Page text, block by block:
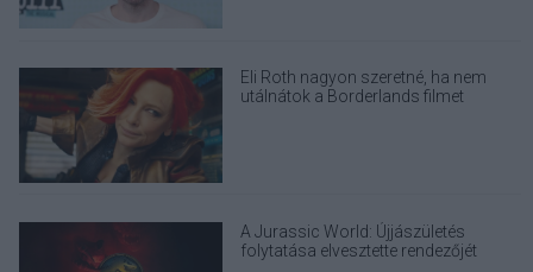
Eli Roth nagyon szeretné, ha nem
utálnátok a Borderlands filmet
A Jurassic World: Újjászületés
folytatása elvesztette rendezőjét